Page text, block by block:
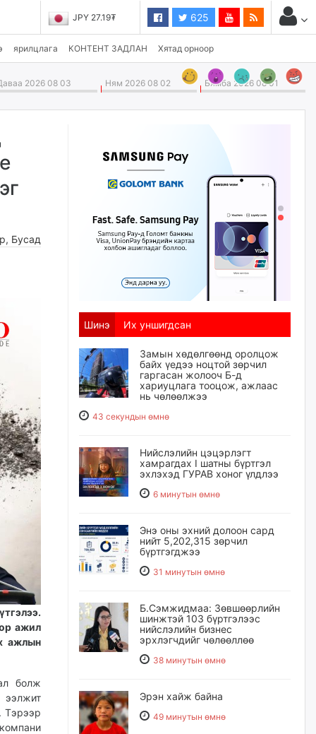
JPY 27.19₮ 625
ярилцлага КОНТЕНТ ЗАДЛАН Хятад орноор
2026 08 03 Ням 2026 08 02 Бямба 2026 08 01
, Бусад
ажил
ажлын
болж
ээлжит
Тэрээр
Шинэ Их уншигдсан
Замын хөдөлгөөнд оролцож
байх үедээ ноцтой зөрчил
гаргасан жолооч Б-д
хариуцлага тооцож, ажлаас
нь чөлөөлжээ
43 секундын өмнө
Нийслэлийн цэцэрлэгт
хамрагдах I шатны бүртгэл
эхлэхэд ГУРАВ хоног үлдлээ
6 минутын өмнө
Энэ оны эхний долоон сард
нийт 5,202,315 зөрчил
бүртгэгджээ
31 минутын өмнө
Б.Сэмжидмаа: Зөвшөөрлийн
шинжтэй 103 бүртгэлээс
нийслэлийн бизнес
эрхлэгчдийг чөлөөллөө
38 минутын өмнө
Эрэн хайж байна
49 минутын өмнө